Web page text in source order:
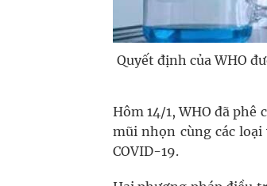
Quyết định của WHO
Hôm 14/1, WHO đã
mũi nhọn cùng các
COVID-19.